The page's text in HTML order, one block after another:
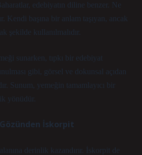
edebiyatın diline benzer. Ne
Kendi başına bir anlam taşıyan, ancak
şekilde kullanılmalıdır.
sunarken, tıpkı bir edebiyat
gibi, görsel ve dokunsal açıdan
Sunum, yemeğin tamamlayıcı bir
yönüdür.
İskorpit
derinlik kazandırır. İskorpit de